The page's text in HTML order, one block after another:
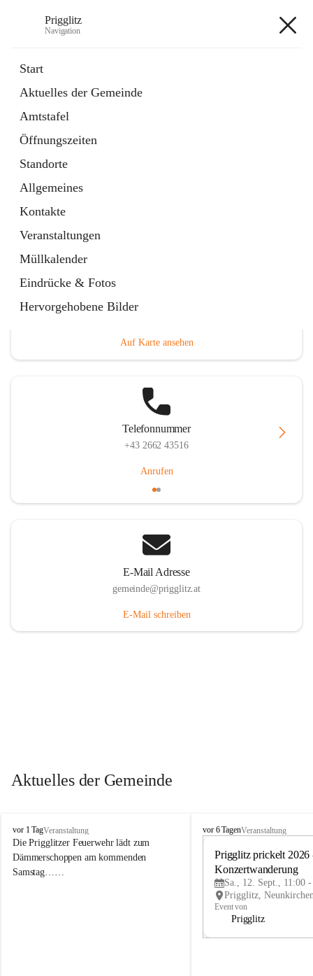
Prigglitz
Navigation
Start
Aktuelles der Gemeinde
Amtstafel
Öffnungszeiten
Standorte
Allgemeines
Kontakte
Veranstaltungen
Müllkalender
Eindrücke & Fotos
Hervorgehobene Bilder
Externe Webseite
in
Tab
Gemeindezeitung
Ordner
öffnet
in
neuem
Tab
Hauptadresse
Auf Karte ansehen
Telefonnummer
+43 2662 43516
Anrufen
E-Mail Adresse
gemeinde@prigglitz.at
E-Mail schreiben
Aktuelles der Gemeinde
P
r
i
g
vor 1 TagVeranstaltung
Die Prigglitzer Feuerwehr lädt zum
Dämmerschoppen am kommenden
Samstag……
P
vor 6 TagenVeranstaltung
Prigglitz prickelt 2026
Konzertwanderung
Sa., 12. Sept., 11:00
Event von
Prigglitz